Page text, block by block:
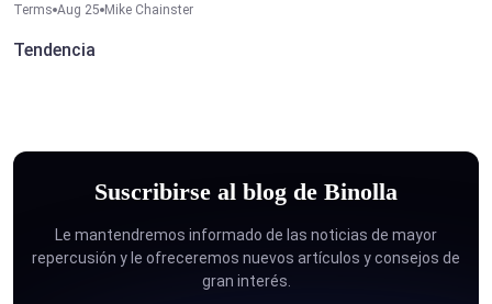
Terms Aug 25 Mike Chainster
Tendencia
Suscribirse al blog de Binolla
Le mantendremos informado de las noticias de mayor
repercusión y le ofreceremos nuevos artículos y consejos de
gran interés.